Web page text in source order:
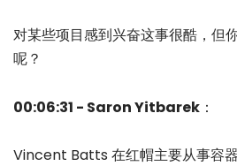
对某些项目感到兴奋这事很酷，但
呢？
00:06:31 - Saron Yitbarek ：
Vincent Batts 在红帽主要从事容